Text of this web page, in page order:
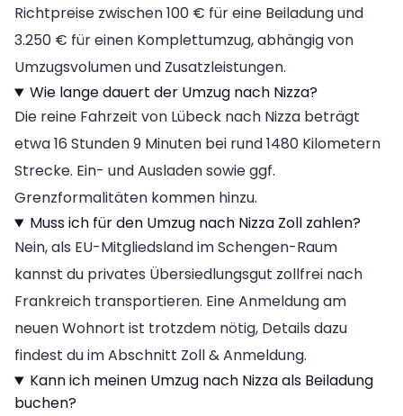
Richtpreise zwischen 100 € für eine Beiladung und
3.250 € für einen Komplettumzug, abhängig von
Umzugsvolumen und Zusatzleistungen.
Wie lange dauert der Umzug nach Nizza?
Die reine Fahrzeit von Lübeck nach Nizza beträgt
etwa 16 Stunden 9 Minuten bei rund 1480 Kilometern
Strecke. Ein- und Ausladen sowie ggf.
Grenzformalitäten kommen hinzu.
Muss ich für den Umzug nach Nizza Zoll zahlen?
Nein, als EU-Mitgliedsland im Schengen-Raum
kannst du privates Übersiedlungsgut zollfrei nach
Frankreich transportieren. Eine Anmeldung am
neuen Wohnort ist trotzdem nötig, Details dazu
findest du im Abschnitt Zoll & Anmeldung.
Kann ich meinen Umzug nach Nizza als Beiladung
buchen?